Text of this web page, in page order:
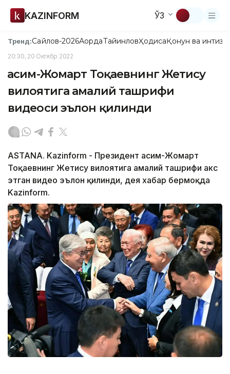
KAZINFORM ЎЗ
Тренд:Сайлов-2026АқордаТайинловҲодисаҚонун ва
20:30, 20 Октябр 2022
Қасим-Жомарт Тоқаевнинг Жетису
вилоятига амалий ташрифи
видеоси эълон қилинди
ASTANA. Kazinform - Президент Қасим-Жомарт
Тоқаевнинг Жетису вилоятига амалий ташрифи акс
этган видео эълон қилинди, дея хабар бермоқда
Kazinform.